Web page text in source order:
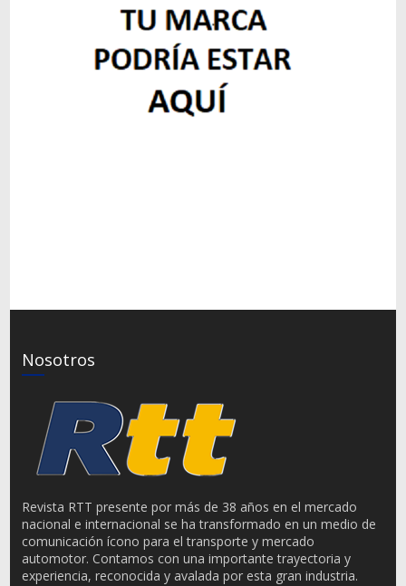
Nosotros
Revista RTT presente por más de 38 años en el mercado
nacional e internacional se ha transformado en un medio de
comunicación ícono para el transporte y mercado
automotor. Contamos con una importante trayectoria y
experiencia, reconocida y avalada por esta gran industria.